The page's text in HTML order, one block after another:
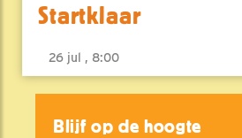
Startklaar
26 jul , 8:00
Blijf op de hoogte